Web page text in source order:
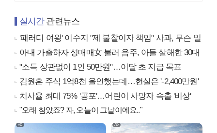
실시간관련뉴스
'패러디 여왕' 이수지 "제 불찰이자 책임" 사과, 무슨 일
아내 가출하자 성매매女 불러 음주, 아들 살해한 30대
"소득 상관없이 1인 50만원"…이달 초 지급 목표
김원훈 주식 1억8천 올인했는데…현실은 '-2,400만원'
치사율 최대 75% '공포'…어린이 사망자 속출 '비상'
"오래 참았죠? 자, 오늘이 그날이에요.."